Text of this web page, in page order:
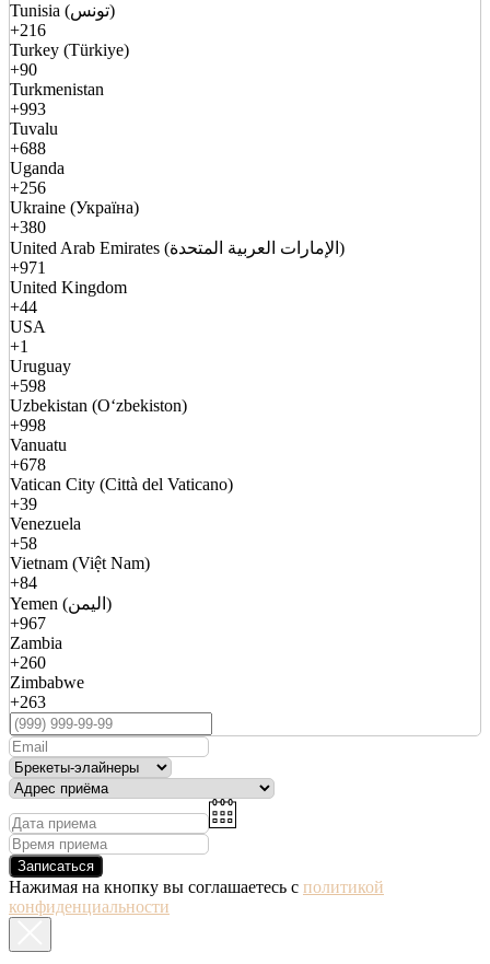
Tunisia (تونس)
+216
Turkey (Türkiye)
+90
Turkmenistan
+993
Tuvalu
+688
Uganda
+256
Ukraine (Україна)
+380
United Arab Emirates (الإمارات العربية المتحدة)
+971
United Kingdom
+44
USA
+1
Uruguay
+598
Uzbekistan (Oʻzbekiston)
+998
Vanuatu
+678
Vatican City (Città del Vaticano)
+39
Venezuela
+58
Vietnam (Việt Nam)
+84
Yemen (اليمن)
+967
Zambia
+260
Zimbabwe
+263
Записаться
Нажимая на кнопку вы соглашаетесь с политикой
конфиденциальности